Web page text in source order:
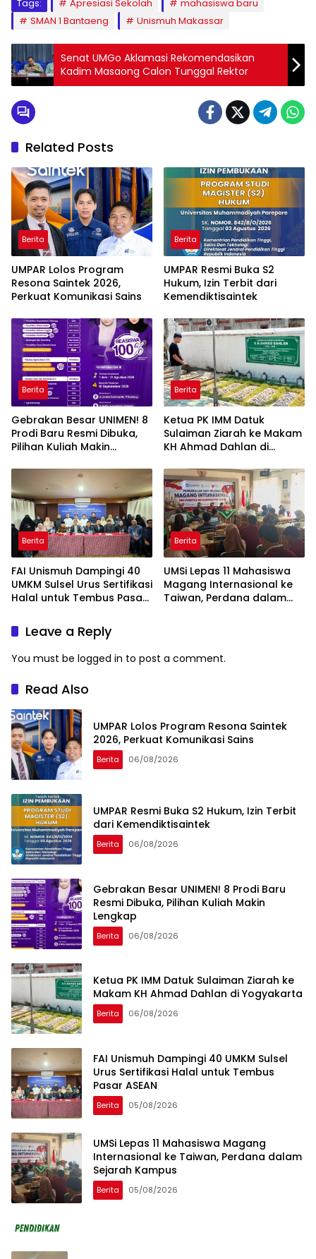
Tags: Apresiasi Sekolah
mahasiswa baru
SMAN 1 Bantaeng
Unismuh Makassar
Senat UMGo Aklamasi Rekomendasikan
Kadim Masaong Calon Tunggal Rektor
Related Posts
Berita
UMPAR Lolos Program
Resona Saintek 2026,
Perkuat Komunikasi Sains
Berita
UMPAR Resmi Buka S2
Hukum, Izin Terbit dari
Kemendiktisaintek
Berita
Gebrakan Besar UNIMEN! 8
Prodi Baru Resmi Dibuka,
Pilihan Kuliah Makin
Berita
Ketua PK IMM Datuk
Sulaiman Ziarah ke Makam
KH Ahmad Dahlan di
Berita
FAI Unismuh Dampingi 40
UMKM Sulsel Urus Sertifikasi
Halal untuk Tembus Pasar
Berita
UMSi Lepas 11 Mahasiswa
Magang Internasional ke
Taiwan, Perdana dalam
Leave a Reply
You must be logged in to post a comment.
Read Also
UMPAR Lolos Program Resona Saintek
2026, Perkuat Komunikasi Sains
Berita 06/08/2026
UMPAR Resmi Buka S2 Hukum, Izin Terbit
dari Kemendiktisaintek
Berita 06/08/2026
Gebrakan Besar UNIMEN! 8 Prodi Baru
Resmi Dibuka, Pilihan Kuliah Makin
Lengkap
Berita 06/08/2026
Ketua PK IMM Datuk Sulaiman Ziarah ke
Makam KH Ahmad Dahlan di Yogyakarta
Berita 06/08/2026
FAI Unismuh Dampingi 40 UMKM Sulsel
Urus Sertifikasi Halal untuk Tembus
Pasar ASEAN
Berita 05/08/2026
UMSi Lepas 11 Mahasiswa Magang
Internasional ke Taiwan, Perdana dalam
Sejarah Kampus
Berita 05/08/2026